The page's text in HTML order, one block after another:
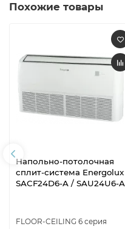
Похожие товары
Напольно-потолочная
сплит-система Energolux
SAСF24D6-A / SAU24U6-A
FLOOR-CEILING 6 серия